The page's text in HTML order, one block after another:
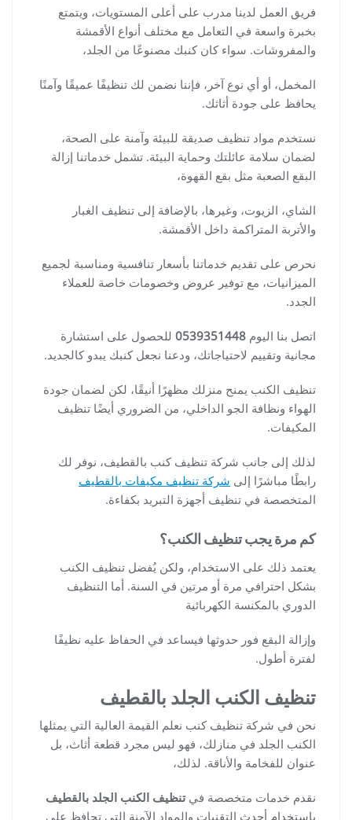
فريق العمل لدينا مدرب على أعلى المستويات، ويتمتع
بخبرة واسعة في التعامل مع مختلف أنواع الأقمشة
والمفروشات. سواء كان كنبك مصنوعًا من الجلد،
المخمل، أو أي نوع آخر، فإننا نضمن لك تنظيفًا عميقًا وآمنًا
يحافظ على جودة أثاثك.
نستخدم مواد تنظيف صديقة للبيئة وآمنة على الصحة،
لضمان سلامة عائلتك وحماية البيئة. تشمل خدماتنا إزالة
البقع الصعبة مثل بقع القهوة،
الشاي، الزيوت، وغيرها، بالإضافة إلى تنظيف الغبار
والأتربة المتراكمة داخل الأقمشة.
نحرص على تقديم خدماتنا بأسعار تنافسية ومناسبة لجميع
الميزانيات، مع توفير عروض وخصومات خاصة للعملاء
الجدد.
اتصل بنا اليوم 0539351448 للحصول على استشارة
مجانية وتقييم لاحتياجاتك، ودعنا نجعل كنبك يبدو كالجديد.
تنظيف الكنب يمنح منزلك مظهرًا أنيقًا، لكن لضمان جودة
الهواء ونظافة الجو الداخلي، من الضروري أيضًا تنظيف
المكيفات.
لذلك إلى جانب شركة تنظيف كنب بالقطيف، نوفر لك
رابطًا مباشرًا إلى شركة تنظيف مكيفات بالقطيف
المتخصصة في تنظيف أجهزة التبريد بكفاءة.
كم مرة يجب تنظيف الكنب؟
يعتمد ذلك على الاستخدام، ولكن يُفضل تنظيف الكنب
بشكل احترافي مرة أو مرتين في السنة. أما التنظيف
الدوري بالمكنسة الكهربائية
وإزالة البقع فور حدوثها فيساعد في الحفاظ عليه نظيفًا
لفترة أطول.
تنظيف الكنب الجلد بالقطيف
نحن في شركة تنظيف كنب نعلم القيمة العالية التي يمثلها
الكنب الجلد في منازلك، فهو ليس مجرد قطعة أثاث، بل
عنوان للفخامة والأناقة. لذلك،
نقدم خدمات متخصصة فيتنظيف الكنب الجلد بالقطيف
باستخدام أحدث التقنيات والمواد الآمنة التي تحافظ على